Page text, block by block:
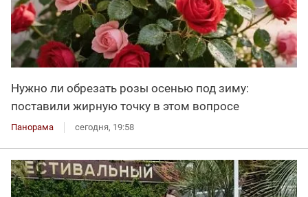
Нужно ли обрезать розы осенью под зиму:
поставили жирную точку в этом вопросе
Панорама сегодня, 19:58